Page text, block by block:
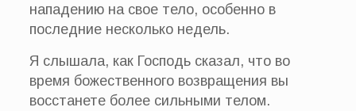
нападению на свое тело, особенно в
последние несколько недель.
Я слышала, как Господь сказал, что во
время божественного возвращения вы
восстанете более сильными телом.